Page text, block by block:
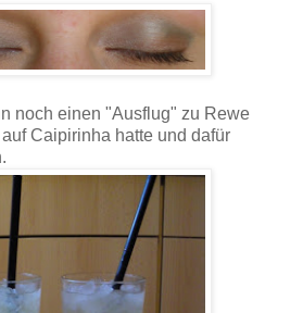
noch einen "Ausflug" zu Rewe
Caipirinha hatte und dafür